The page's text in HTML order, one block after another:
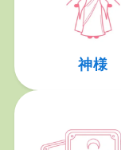
神様